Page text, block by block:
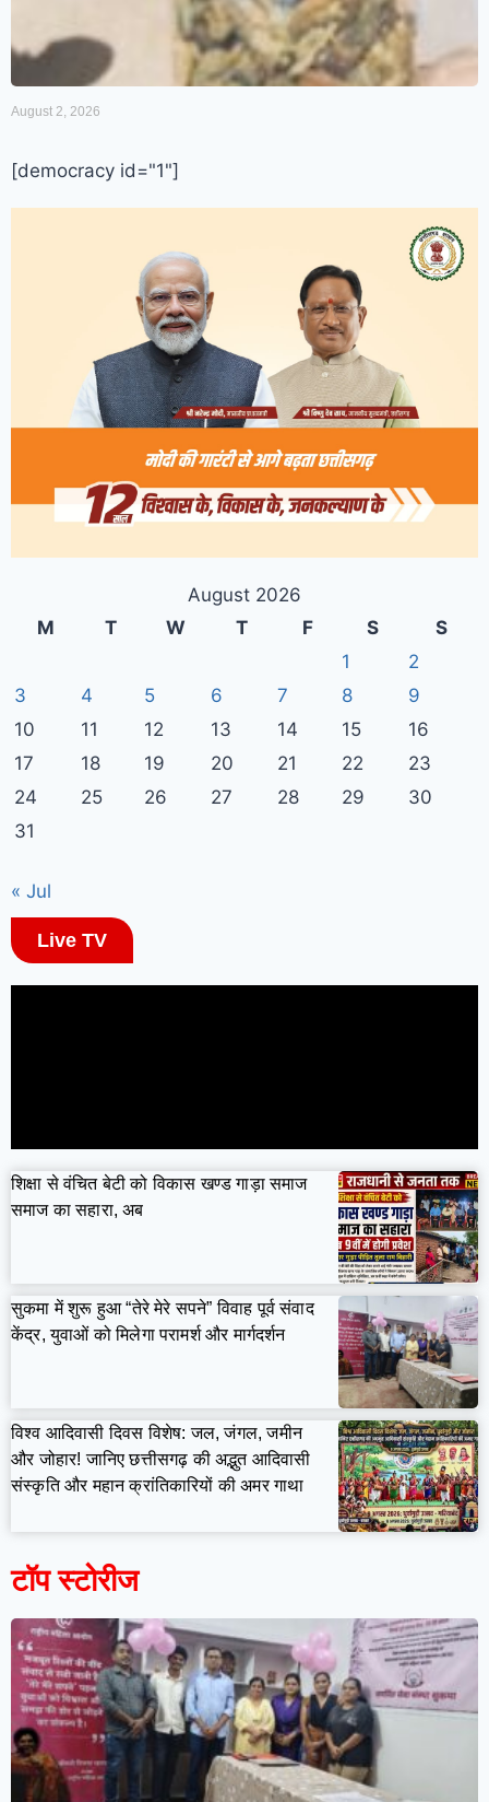
August 2, 2026
[democracy id="1"]
August 2026
M
T W T F S
S
1
2
3
4 5 6 7 8
9
10
11 12 13 14 15
16
17
18 19 20 21 22
23
24
25 26 27 28 29
30
31
« Jul
Live TV
शिक्षा से वंचित बेटी को विकास खण्ड गाड़ा समाज
समाज का सहारा, अब
सुकमा में शुरू हुआ “तेरे मेरे सपने” विवाह पूर्व संवाद
केंद्र, युवाओं को मिलेगा परामर्श और मार्गदर्शन
विश्व आदिवासी दिवस विशेष: जल, जंगल, जमीन
और जोहार! जानिए छत्तीसगढ़ की अद्भुत आदिवासी
संस्कृति और महान क्रांतिकारियों की अमर गाथा
टॉप स्टोरीज